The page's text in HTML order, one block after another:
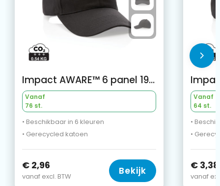
Impact AWARE™ 6 panel 190gr gerecycled katoenen cap
Vanaf
76 st.
• Beschikbaar in 6 kleuren
• Gerecycled katoen
€ 2,96
vanaf excl. BTW Bekijk
Vanaf
64 st.
•
•
€ 3,38
vanaf